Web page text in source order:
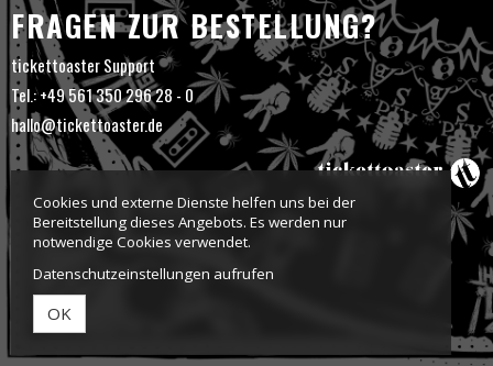
FRAGEN ZUR BESTELLUNG?
tickettoaster Support
Tel.: +49 561 350 296 28 - 0
hallo@tickettoaster.de
Cookies und externe Dienste helfen uns bei der
Bereitstellung dieses Angebots. Es werden nur
notwendige Cookies verwendet.
Datenschutzeinstellungen aufrufen
OK